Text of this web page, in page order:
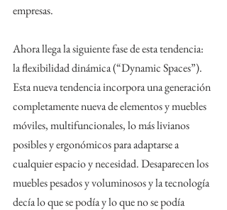
empresas.
Ahora llega la siguiente fase de esta tendencia:
la flexibilidad dinámica (“Dynamic Spaces”).
Esta nueva tendencia incorpora una generación
completamente nueva de elementos y muebles
móviles, multifuncionales, lo más livianos
posibles y ergonómicos para adaptarse a
cualquier espacio y necesidad. Desaparecen los
muebles pesados ​​y voluminosos y la tecnología
decía lo que se podía y lo que no se podía